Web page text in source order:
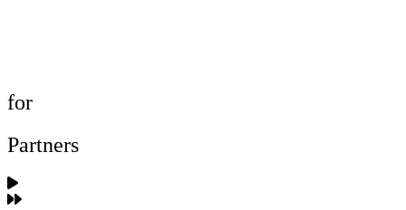
for
Partners